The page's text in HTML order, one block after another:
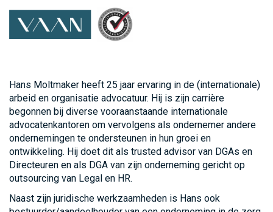
Hans Moltmaker heeft 25 jaar ervaring in de (internationale)
arbeid en organisatie advocatuur. Hij is zijn carrière
begonnen bij diverse vooraanstaande internationale
advocatenkantoren om vervolgens als ondernemer andere
ondernemingen te ondersteunen in hun groei en
ontwikkeling. Hij doet dit als trusted advisor van DGAs en
Directeuren en als DGA van zijn onderneming gericht op
outsourcing van Legal en HR.
Naast zijn juridische werkzaamheden is Hans ook